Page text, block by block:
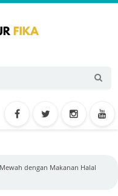
dengan Makanan Halal